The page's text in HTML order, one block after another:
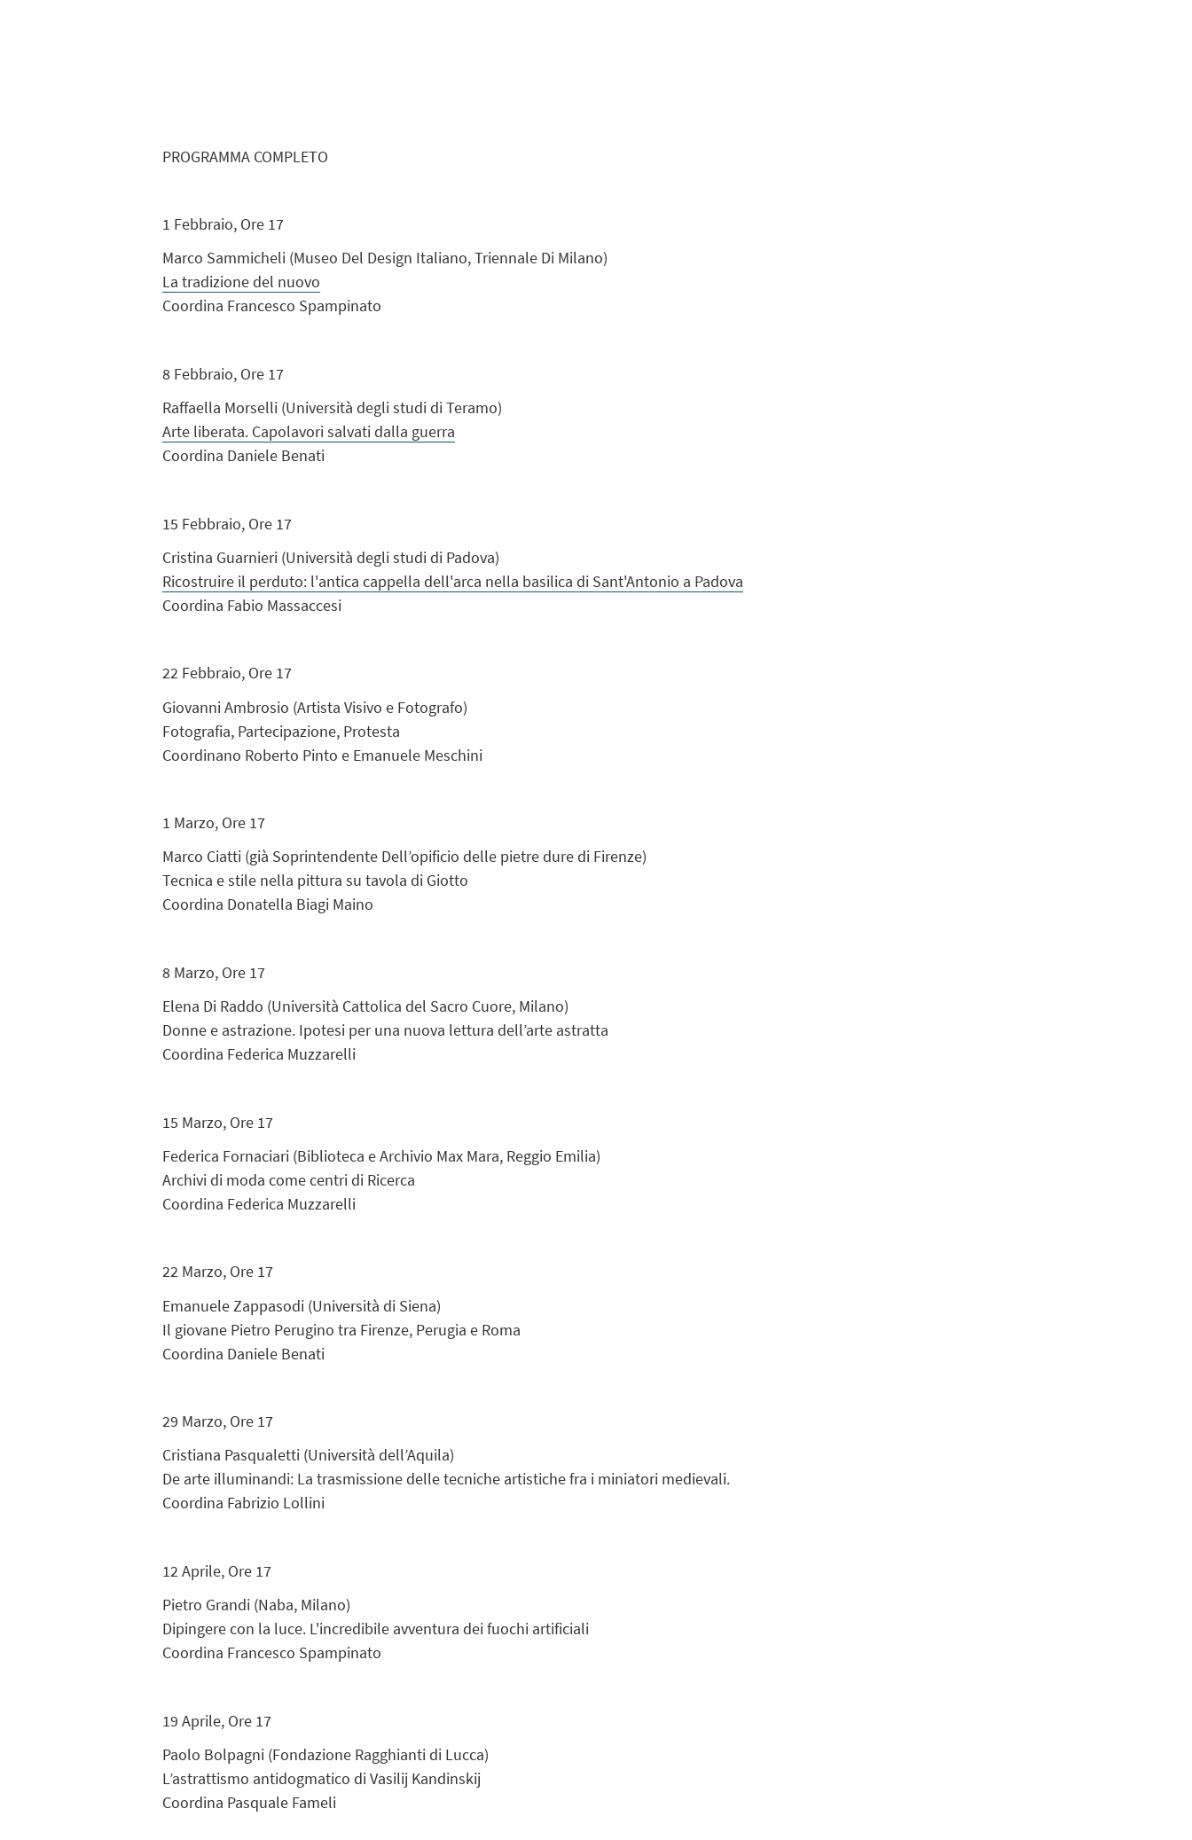
PROGRAMMA COMPLETO
1 Febbraio, Ore 17
Marco Sammicheli (Museo Del Design Italiano, Triennale Di Milano)
La tradizione del nuovo
Coordina Francesco Spampinato
8 Febbraio, Ore 17
Raffaella Morselli (Università degli studi di Teramo)
Arte liberata. Capolavori salvati dalla guerra
Coordina Daniele Benati
15 Febbraio, Ore 17
Cristina Guarnieri (Università degli studi di Padova)
Ricostruire il perduto: l'antica cappella dell'arca nella basilica di Sant'Antonio a Padova
Coordina Fabio Massaccesi
22 Febbraio, Ore 17
Giovanni Ambrosio (Artista Visivo e Fotografo)
Fotografia, Partecipazione, Protesta
Coordinano Roberto Pinto e Emanuele Meschini
1 Marzo, Ore 17
Marco Ciatti (già Soprintendente Dell’opificio delle pietre dure di Firenze)
Tecnica e stile nella pittura su tavola di Giotto
Coordina Donatella Biagi Maino
8 Marzo, Ore 17
Elena Di Raddo (Università Cattolica del Sacro Cuore, Milano)
Donne e astrazione. Ipotesi per una nuova lettura dell’arte astratta
Coordina Federica Muzzarelli
15 Marzo, Ore 17
Federica Fornaciari (Biblioteca e Archivio Max Mara, Reggio Emilia)
Archivi di moda come centri di Ricerca
Coordina Federica Muzzarelli
22 Marzo, Ore 17
Emanuele Zappasodi (Università di Siena)
Il giovane Pietro Perugino tra Firenze, Perugia e Roma
Coordina Daniele Benati
29 Marzo, Ore 17
Cristiana Pasqualetti (Università dell’Aquila)
De arte illuminandi: La trasmissione delle tecniche artistiche fra i miniatori medievali.
Coordina Fabrizio Lollini
12 Aprile, Ore 17
Pietro Grandi (Naba, Milano)
Dipingere con la luce. L'incredibile avventura dei fuochi artificiali
Coordina Francesco Spampinato
19 Aprile, Ore 17
Paolo Bolpagni (Fondazione Ragghianti di Lucca)
L’astrattismo antidogmatico di Vasilij Kandinskij
Coordina Pasquale Fameli